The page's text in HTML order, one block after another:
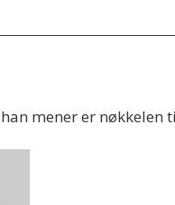
mener er nøkkelen